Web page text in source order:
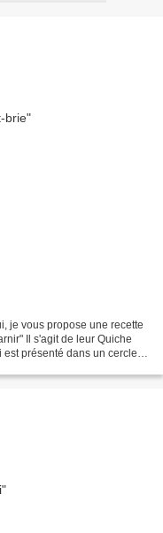
je vous propose une recette
Il s'agit de leur Quiche
présenté dans un cercle